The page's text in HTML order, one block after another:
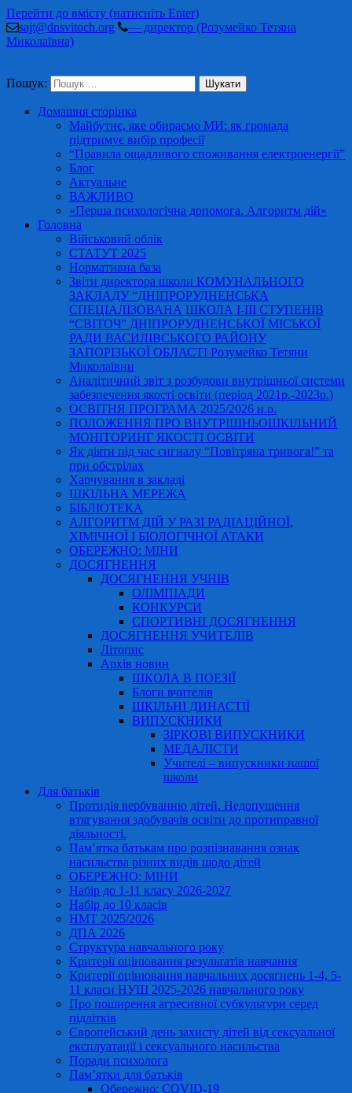
Перейти до вмісту (натисніть Enter)
sajt@dnsvitoch.org
— директор (Розумейко Тетяна
Миколаївна)
Пошук:
Домашня сторінка
Майбутнє, яке обираємо МИ: як громада
підтримує вибір професії
“Правила ощадливого споживання електроенергії”
Блог
Актуальне
ВАЖЛИВО
«Перша психологічна допомога. Алгоритм дій»
Головна
Військовий облік
СТАТУТ 2025
Нормативна база
Звіти директора школи КОМУНАЛЬНОГО
ЗАКЛАДУ “ДНІПРОРУДНЕНСЬКА
СПЕЦІАЛІЗОВАНА ШКОЛА І-ІІІ СТУПЕНІВ
“СВІТОЧ” ДНІПРОРУДНЕНСЬКОЇ МІСЬКОЇ
РАДИ ВАСИЛІВСЬКОГО РАЙОНУ
ЗАПОРІЗЬКОЇ ОБЛАСТІ Розумейко Тетяни
Миколаївни
Аналітичний звіт з розбудови внутрішньої системи
забезпечення якості освіти (період 2021р.-2023р.)
ОСВІТНЯ ПРОГРАМА 2025/2026 н.р.
ПОЛОЖЕННЯ ПРО ВНУТРІШНЬОШКІЛЬНИЙ
МОНІТОРИНГ ЯКОСТІ ОСВІТИ
Як діяти під час сигналу “Повітряна тривога!” та
при обстрілах
Харчування в закладі
ШКІЛЬНА МЕРЕЖА
БІБЛІОТЕКА
АЛГОРИТМ ДІЙ У РАЗІ РАДІАЦІЙНОЇ,
ХІМІЧНОЇ І БІОЛОГІЧНОЇ АТАКИ
ОБЕРЕЖНО: МІНИ
ДОСЯГНЕННЯ
ДОСЯГНЕННЯ УЧНІВ
ОЛІМПІАДИ
КОНКУРСИ
СПОРТИВНІ ДОСЯГНЕННЯ
ДОСЯГНЕННЯ УЧИТЕЛІВ
Літопис
Архів новин
ШКОЛА В ПОЕЗІЇ
Блоги вчителів
ШКІЛЬНІ ДИНАСТІЇ
ВИПУСКНИКИ
ЗІРКОВІ ВИПУСКНИКИ
МЕДАЛІСТИ
Учителі – випускники нашої
школи
Для батьків
Протидія вербуванню дітей. Недопущення
втягування здобувачів освіти до протиправної
діяльності.
Пам’ятка батькам про розпізнавання ознак
насильства різних видів щодо дітей
ОБЕРЕЖНО: МІНИ
Набір до 1-11 класу 2026-2027
Набір до 10 класів
НМТ 2025/2026
ДПА 2026
Структура навчального року
Критерії оцінювання результатів навчання
Критерії оцінювання навчальних досягнень 1-4, 5-
11 класи НУШ 2025-2026 навчального року
Про поширення агресивної субкультури серед
підлітків
Європейський день захисту дітей від сексуальної
експлуатації і сексуального насильства
Поради психолога
Пам’ятки для батьків
Обережно: COVID-19